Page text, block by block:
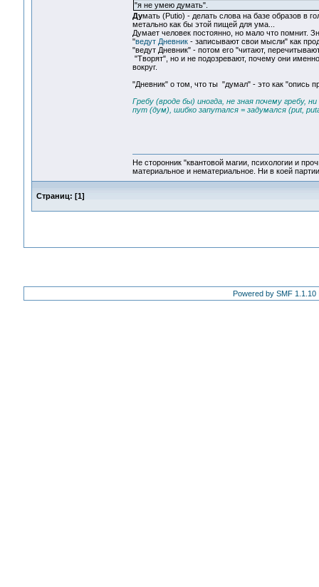
"я не умею думать".
Думать (Putio) - делать слова на базе образов в
метально как бы этой пищей для ума...
Думает человек постоянно, но мало что помнит.
"ведут Дневник- записывают свои мысли" как
"ведут Дневник" - потом его "читают,
"Творят", но и не подозревают, почему они
вокруг.
"Дневник" о том, что ты "думал" - это как "опись
Гребу (вроде бы) иногда, не зная почему гребу,
пут (дум), шибко запутался = задумался (put,
Не сторонник "квантовой магии, психологии и
материальное и нематериальное. Ни в коей
Страниц: [1]
Powered by SMF 1.1.10